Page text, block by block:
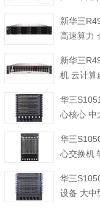
新华三
高速算力
新华三
机 云计算
华三
心核心 中
华三
心交换机
华三
设备 大中